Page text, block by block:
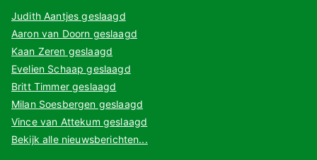
Judith Aantjes geslaagd
Aaron van Doorn geslaagd
Kaan Zeren geslaagd
Evelien Schaap geslaagd
Britt Timmer geslaagd
Milan Soesbergen geslaagd
Vince van Attekum geslaagd
Bekijk alle nieuwsberichten...